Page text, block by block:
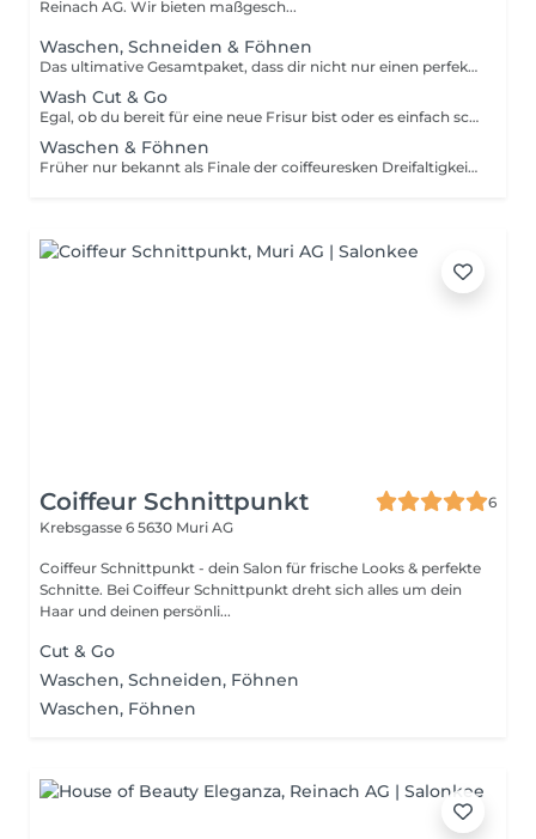
Reinach AG. Wir bieten maßgesch...
Waschen, Schneiden & Föhnen
Das ultimative Gesamtpaket, dass dir nicht nur einen perfekte Haarschnitt verpasst, sondern gleichzeitig auch ein kleines Verwöhnprogramm mit einem stylischen Ergebniss liefert.
Wash Cut & Go
Egal, ob du bereit für eine neue Frisur bist oder es einfach schon eine Weile her ist seit deinem letzten Termin, buche dir einen klassischen Cut & Go Termin für einen neuen Haarschnitt.
Waschen & Föhnen
Früher nur bekannt als Finale der coiffeuresken Dreifaltigkeit Waschen-Schneiden-Föhnen, hat sich das Föhnen als eigenständige Behandlung unter dem amerikanisierten Titel Blow Dry als Verwöhnbehandlung und Megatipp für seidig glänzendes, softes und voluminöses Red Carpet-Haar etabliert.
Coiffeur Schnittpunkt
6
Krebsgasse 6 5630 Muri AG
Coiffeur Schnittpunkt - dein Salon für frische Looks & perfekte
Schnitte. Bei Coiffeur Schnittpunkt dreht sich alles um dein
Haar und deinen persönli...
Cut & Go
Waschen, Schneiden, Föhnen
Waschen, Föhnen